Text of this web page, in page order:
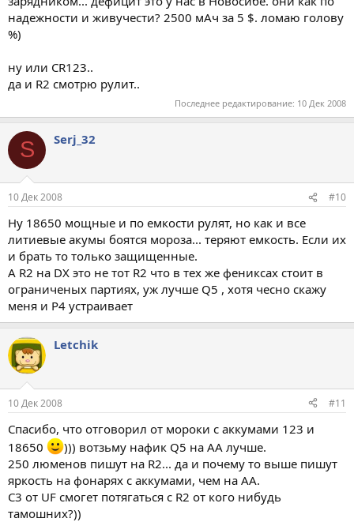
надежности и живучести? 2500 мАч за 5 $. ломаю голову
%)
ну или CR123..
да и R2 смотрю рулит..
Последнее редактирование: 10 Дек 2008
S Serj_32
10 Дек 2008 #10
Ну 18650 мощные и по емкости рулят, но как и все
литиевые акумы боятся мороза... теряют емкость. Если их
и брать то только защищенные.
А R2 на DX это не тот R2 что в тех же фениксах стоит в
ограниченых партиях, уж лучше Q5 , хотя чесно скажу
меня и Р4 устраивает
Letchik
10 Дек 2008 #11
Спасибо, что отговорил от мороки с аккумами 123 и
18650
))) вотзьму нафик Q5 на АА лучше.
250 люменов пишут на R2... да и почему то выше пишут
яркость на фонарях с аккумами, чем на АА.
С3 от UF смогет потягаться с R2 от кого нибудь
тамошних?))